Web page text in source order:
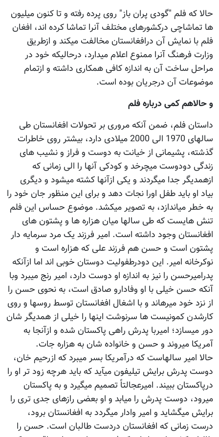
حالا که فلم "گودی پران باز" روی پرده رفته و تا کنون میلیون
ها تماشاچی درکشورهای مختلف آنرا تماشا کرده اند، افغان
فلم با نمایش آن درافغانستان مخالفت میکند و ازطریق
وزارت فرهنگ آنرا ممنوع اعلام میدارد، درحالیکه خود در
مراحل ساخت آن به اندازه کافی همکاری داشته و ازتمام
موضوعات آن درجریان بوده است.
و حالاهم کمی درباره فلم
داستان فلم، ضمن آنکه مروری بر تحولات افغانستان طی
سالهای 1970 الی 2000 میلادی دارد، بیشتر روی خاطرات
گذشته، پشیمانی از خیانت به دوست و فراز و نشیب های
زندگی دودوست میچرخد و کودکی آنها را الی زمانی که
ازهمدیگر جدا میگردند و یکی ازآنها کشته میشود و دیگری
بیاد او باید طفل اورا نجات دهد و برای این منظور جان خود را
به خطر میاندازد، به تصویر میکشد. موضوع حساس این فلم
تنش هایست که طی سالها میان هزاره ها و پشتون های
افغانستان وجود داشته است. امیر فرزند یک مرد سرمایه دار
پشتون است و حسن هم فرزند علی که هزاره است و
نوکرخانه امیر. این دودرطفولیت دوستان خوبی اند اما ازآنکه
پدرامیرحسن را نیز به اندازه او دوست دارد، امیر رنج میبرد وبا
آنکه حسن خیلی با او وفادارو صادق است، به نحوی حسن را
از نزد خود میرهاند و با اشغال افغانستان توسط روسها و روی
کارشدن کمونیست ها سرنوشت اینها را خیلی از همدیگر شان
دور میسازد؛ امیربا پدرش راهی پاکستان شده و ازآنجا به
آمریکا میروند و حسن و خانواده شان به هزاره جات.
حالا امیر سالهاست که درآمریکا بسر میبرد که ازرحیم خان،
دوست پدرش برایش تیلیفون میآید که باید هرچه زود تر او را
درپاکستان ببیند. امیرعجالتاً تصمیم میگیرد و به پاکستان
میرود، دوست پدرش را میابد و او بعضی رازهای جدی تری را
برایش میگشاید و امیر وادار میگردد به افغانستان برود،
درست زمانی که افغانستان دردست طالبان است. حسن را